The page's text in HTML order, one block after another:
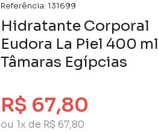
Referência: 131699
Hidratante Corporal
Eudora La Piel 400 ml
Tâmaras Egípcias
R$ 67,80
ou 1x de R$ 67,80